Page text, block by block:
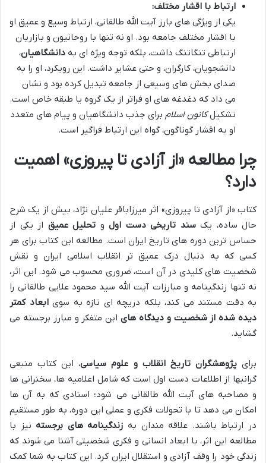
ارتباط با اقشار مختلف:
یکی از ویژگی های بارز آیت الله طالقانی، ارتباط وسیع و عمیق او
با اقشار مختلف جامعه بود. او نه تنها با روحانیون و بازاریان
ارتباطی تنگاتنگ داشت، بلکه توجه ویژه ای به دانشگاهیان،
دانشجویان، کارگران، و حتی عشایر داشت. این رویکرد، او را به
صدای بخش های وسیعی از جامعه تبدیل کرده بود و نشان
می داد که دغدغه های او فراتر از یک گروه یا طبقه خاص است.
تشکیلکانون اسلام برای جذب دانشگاهیان و پیام های متعدد
او به اقشار گوناگون، گواه این ارتباط فراگیر است.
چرا مطالعه «از آزادی تا پیروزی» اهمیت
دارد؟
کتاب «از آزادی تا پیروزی» اثر میرزاباقر علیان نژاد، بیش از یک شرح
حال ساده، یکسند تاریخی دست اول و تحلیل عمیق از یکی از
حساس ترین دوره های تاریخ ایران است. مطالعه این کتاب برای هر
کسی که به دنبال درک عمیق تر انقلاب اسلامی ایران و نقش
شخصیت های کلیدی در آن است، ضروری محسوب می شود. این اثر،
نه تنها زندگینامه و مبارزات آیت الله سید محمود علایی طالقانی را
به دقت مستند می کند، بلکه دریچه ای تازه به سویابعاد کمتر
دیده شده از شخصیت و دیدگاه های این متفکر و مبارز برجسته می
گشاید.
برایپژوهشگران تاریخ انقلاب و علوم سیاسی، این کتاب منبعی
گرانبها از اطلاعات دست اول است که شامل اعلامیه ها، سخنرانی ها
و مصاحبه های آیت الله طالقانی می شود؛ اسنادی که به آن ها
امکان می دهد تا با تحولات فکری و عملی این دوره، به طور مستقیم
در ارتباط باشند. علاقه مندان به زندگینامه های برجسته نیز با
مطالعه این اثر، با ابعاد انسانی و فکری شخصیتی آشنا می شوند که
زندگی خود را وقف آزادی و استقلال ایران کرد. این کتاب به شما کمک